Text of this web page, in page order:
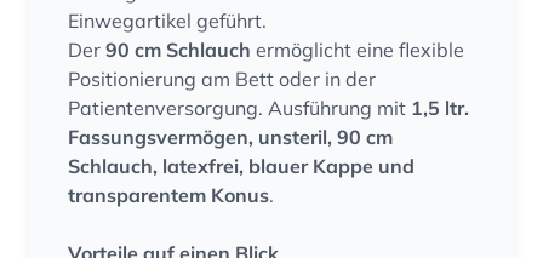
Einwegartikel geführt.
Der 90 cm Schlauch ermöglicht eine flexible
Positionierung am Bett oder in der
Patientenversorgung. Ausführung mit 1,5 ltr.
Fassungsvermögen, unsteril, 90 cm
Schlauch, latexfrei, blauer Kappe und
transparentem Konus.
Vorteile auf einen Blick